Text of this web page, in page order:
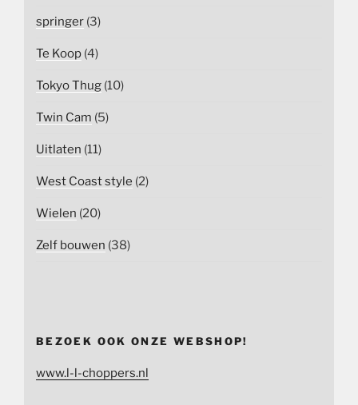
springer (3)
Te Koop (4)
Tokyo Thug (10)
Twin Cam (5)
Uitlaten (11)
West Coast style (2)
Wielen (20)
Zelf bouwen (38)
BEZOEK OOK ONZE WEBSHOP!
www.l-l-choppers.nl